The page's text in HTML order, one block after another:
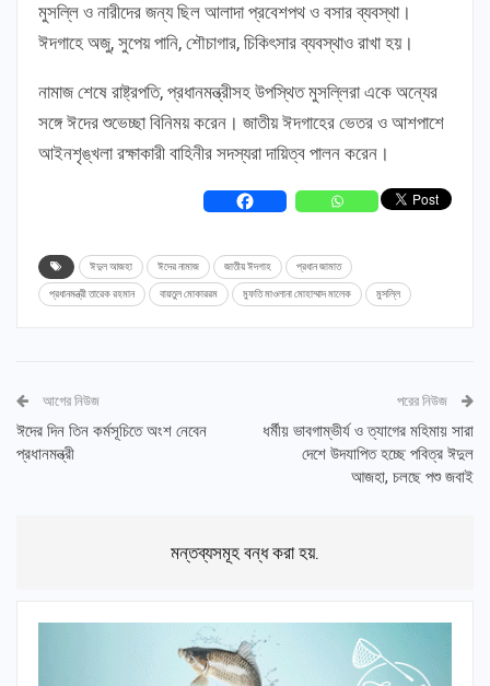
মুসল্লি ও নারীদের জন্য ছিল আলাদা প্রবেশপথ ও বসার ব্যবস্থা।
ঈদগাহে অজু, সুপেয় পানি, শৌচাগার, চিকিৎসার ব্যবস্থাও রাখা হয়।
নামাজ শেষে রাষ্ট্রপতি, প্রধানমন্ত্রীসহ উপস্থিত মুসল্লিরা একে অন্যের
সঙ্গে ঈদের শুভেচ্ছা বিনিময় করেন। জাতীয় ঈদগাহের ভেতর ও আশপাশে
আইনশৃঙ্খলা রক্ষাকারী বাহিনীর সদস্যরা দায়িত্ব পালন করেন।
ঈদুল আজহা ঈদের নামাজ জাতীয় ঈদগাহ প্রধান জামাত
প্রধানমন্ত্রী তারেক রহমান বায়তুল মোকাররম মুফতি মাওলানা মোহাম্মাদ মালেক মুসল্লি
আগের নিউজ
ঈদের দিন তিন কর্মসূচিতে অংশ নেবেন
প্রধানমন্ত্রী
পরের নিউজ
ধর্মীয় ভাবগাম্ভীর্য ও ত্যাগের মহিমায় সারা
দেশে উদযাপিত হচ্ছে পবিত্র ঈদুল
আজহা, চলছে পশু জবাই
মন্তব্যসমূহ বন্ধ করা হয়.